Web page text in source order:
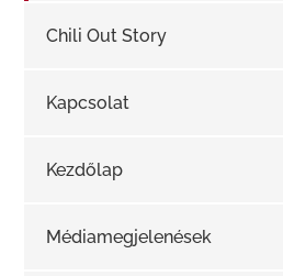
Chili Out Story
Kapcsolat
Kezdőlap
Médiamegjelenések